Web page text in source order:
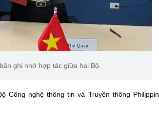
ghi nhớ hợp tác giữa hai Bộ.
Công nghệ thông tin và Truyền thông